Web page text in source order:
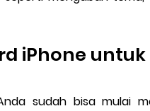
iPhone untuk
sudah bisa mulai